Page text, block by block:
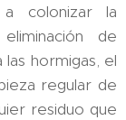
colonizar la
de
hormigas, el
regular de
residuo que